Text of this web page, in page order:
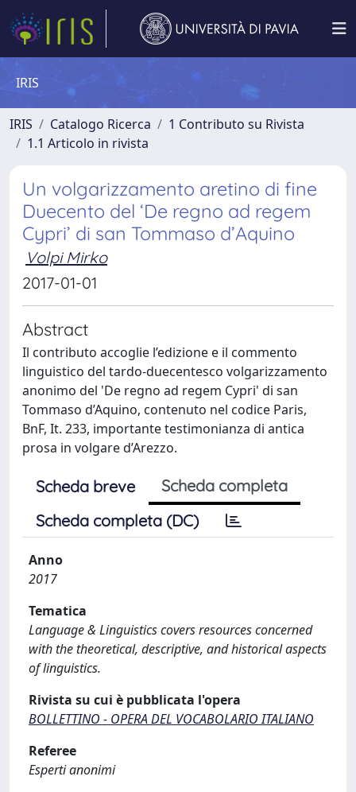
IRIS
IRIS Catalogo Ricerca
1 Contributo su Rivista
1.1 Articolo in rivista
Un volgarizzamento aretino di fine
Duecento del ‘De regno ad regem
Cypri’ di san Tommaso d’Aquino
Volpi Mirko
2017-01-01
Abstract
Il contributo accoglie l’edizione e il commento
linguistico del tardo-duecentesco volgarizzamento
anonimo del 'De regno ad regem Cypri' di san
Tommaso d’Aquino, contenuto nel codice Paris,
BnF, It. 233, importante testimonianza di antica
prosa in volgare d’Arezzo.
Scheda breve
Scheda completa
Scheda completa (DC)
Anno
2017
Tematica
Language & Linguistics covers resources concerned
with the theoretical, descriptive, and historical aspects
of linguistics.
Rivista su cui è pubblicata l'opera
BOLLETTINO - OPERA DEL VOCABOLARIO ITALIANO
Referee
Esperti anonimi